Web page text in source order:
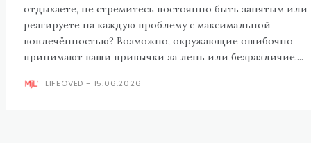
отдыхаете, не стремитесь постоянно быть занятым или
реагируете на каждую проблему с максимальной
вовлечённостью? Возможно, окружающие ошибочно
принимают ваши привычки за лень или безразличие....
LIFEOVED - 15.06.2026